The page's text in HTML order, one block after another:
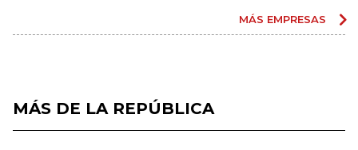
MÁS EMPRESAS
MÁS DE LA REPÚBLICA